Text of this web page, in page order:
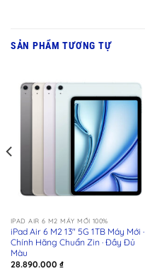
SẢN PHẨM TƯƠNG TỰ
IPAD AIR 6 M2 MÁY MỚI 100%
iPad Air 6 M2 13″ 5G 1TB Máy Mới ·
Chính Hãng Chuẩn Zin · Đầy Đủ
Màu
28.890.000 ₫